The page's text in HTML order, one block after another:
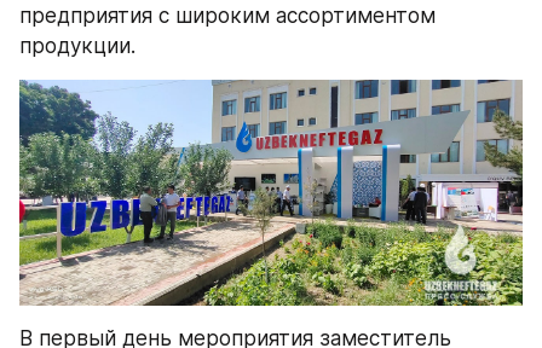
предприятия с широким ассортиментом
продукции.
В первый день мероприятия заместитель